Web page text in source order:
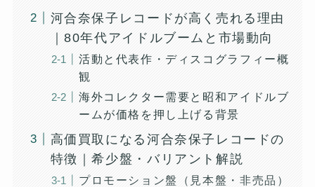
河合奈保子レコードが高く売れる理由
｜80年代アイドルブームと市場動向
活動と代表作・ディスコグラフィー概
観
海外コレクター需要と昭和アイドルブ
ームが価格を押し上げる背景
高価買取になる河合奈保子レコードの
特徴｜希少盤・バリアント解説
プロモーション盤（見本盤・非売品）